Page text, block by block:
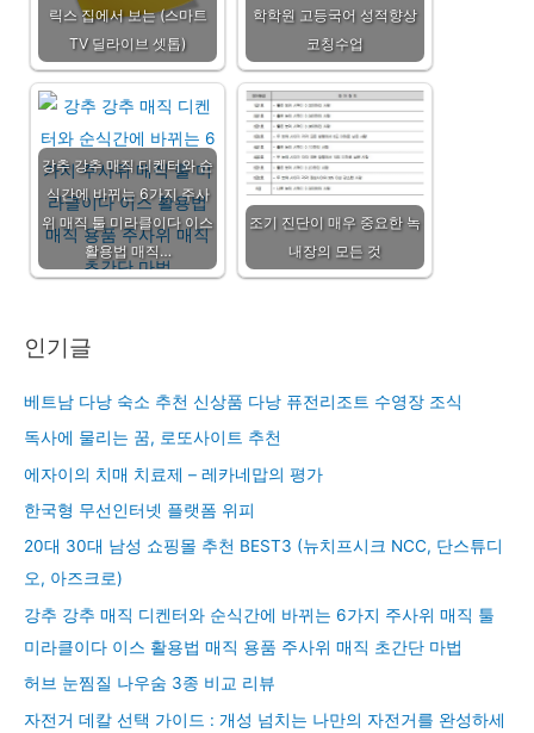
릭스 집에서 보는 (스마트
TV 딜라이브 셋톱)
학학원 고등국어 성적향상
코칭수업
강추 강추 매직 디켄터와 순
식간에 바뀌는 6가지 주사
위 매직 툴 미라클이다 이스
활용법 매직…
조기 진단이 매우 중요한 녹
내장의 모든 것
인기글
베트남 다낭 숙소 추천 신상품 다낭 퓨전리조트 수영장 조식
독사에 물리는 꿈, 로또사이트 추천
에자이의 치매 치료제 – 레카네맙의 평가
한국형 무선인터넷 플랫폼 위피
20대 30대 남성 쇼핑몰 추천 BEST3 (뉴치프시크 NCC, 단스튜디
오, 아즈크로)
강추 강추 매직 디켄터와 순식간에 바뀌는 6가지 주사위 매직 툴
미라클이다 이스 활용법 매직 용품 주사위 매직 초간단 마법
허브 눈찜질 나우숨 3종 비교 리뷰
자전거 데칼 선택 가이드 : 개성 넘치는 나만의 자전거를 완성하세